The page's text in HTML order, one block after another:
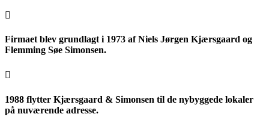

Firmaet blev grundlagt i 1973 af Niels Jørgen Kjærsgaard og
Flemming Søe Simonsen.

1988 flytter Kjærsgaard & Simonsen til de nybyggede lokaler
på nuværende adresse.